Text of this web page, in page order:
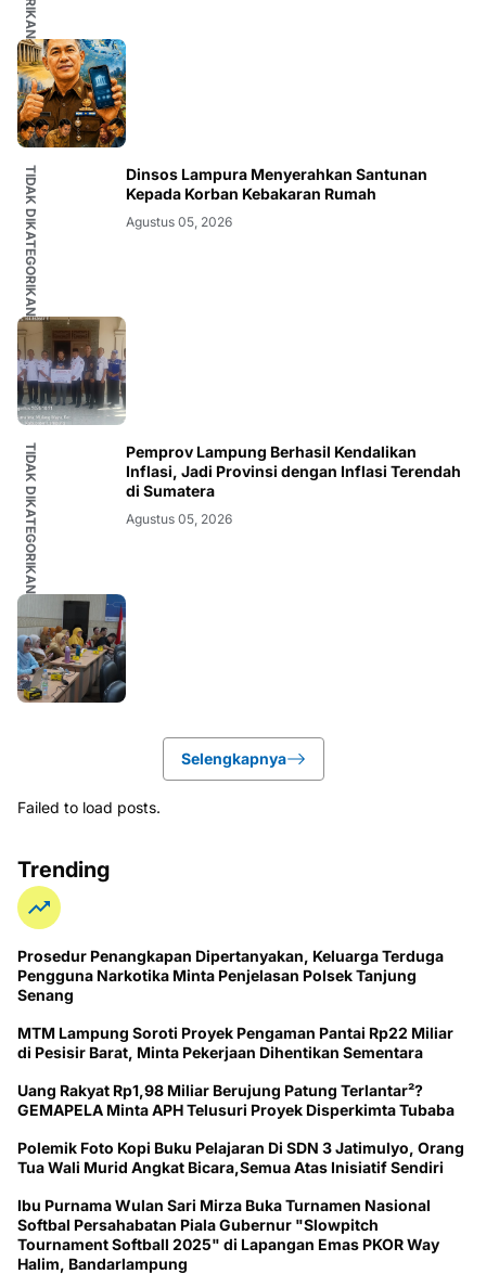
TIDAK DIKATEGORIKAN
Dinsos Lampura Menyerahkan Santunan
Kepada Korban Kebakaran Rumah
Agustus 05, 2026
TIDAK DIKATEGORIKAN
Pemprov Lampung Berhasil Kendalikan
Inflasi, Jadi Provinsi dengan Inflasi Terendah
di Sumatera
Agustus 05, 2026
Selengkapnya
Failed to load posts.
Trending
Prosedur Penangkapan Dipertanyakan, Keluarga Terduga
Pengguna Narkotika Minta Penjelasan Polsek Tanjung
Senang
MTM Lampung Soroti Proyek Pengaman Pantai Rp22 Miliar
di Pesisir Barat, Minta Pekerjaan Dihentikan Sementara
Uang Rakyat Rp1,98 Miliar Berujung Patung Terlantar²?
GEMAPELA Minta APH Telusuri Proyek Disperkimta Tubaba
Polemik Foto Kopi Buku Pelajaran Di SDN 3 Jatimulyo, Orang
Tua Wali Murid Angkat Bicara,Semua Atas Inisiatif Sendiri
Ibu Purnama Wulan Sari Mirza Buka Turnamen Nasional
Softbal Persahabatan Piala Gubernur "Slowpitch
Tournament Softball 2025" di Lapangan Emas PKOR Way
Halim, Bandarlampung